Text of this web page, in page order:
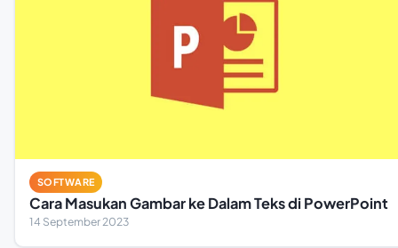
SOFTWARE
Cara Masukan Gambar ke Dalam Teks di PowerPoint
14 September 2023